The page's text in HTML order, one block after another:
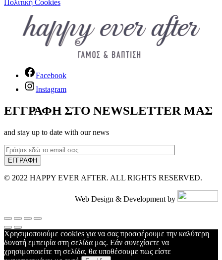
Πολιτική Cookies
Facebook
Instagram
ΕΓΓΡΑΦΗ ΣΤΟ NEWSLETTER ΜΑΣ
and stay up to date with our news
© 2022 HAPPY EVER AFTER. ALL RIGHTS RESERVED.
Web Design & Development by
Χρησιμοποιούμε cookies για να σας προσφέρουμε την καλύτερη
δυνατή εμπειρία στη σελίδα μας. Εάν συνεχίσετε να
χρησιμοποιείτε τη σελίδα, θα υποθέσουμε πως είστε